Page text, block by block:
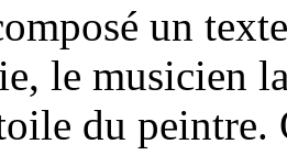
un
le musicien
du peintre.